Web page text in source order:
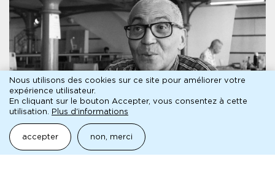
ENTRETIEN
L’intégration passe par
programme de salle
Nous utilisons des cookies sur ce site pour améliorer votre
expérience utilisateur.
En cliquant sur le bouton Accepter, vous consentez à cette
utilisation.
Plus d'informations
accepter non, merci